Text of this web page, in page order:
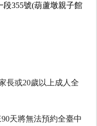
355號(葫蘆墩親子館
長或20歲以上成人全
天將無法預約全臺中